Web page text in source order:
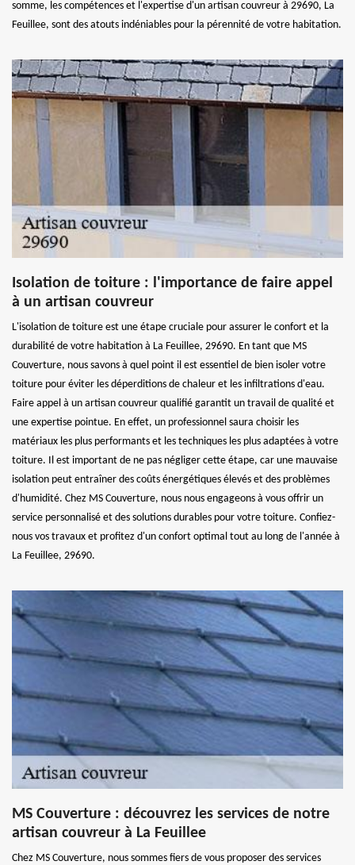
somme, les compétences et l'expertise d'un artisan couvreur à 29690, La
Feuillee, sont des atouts indéniables pour la pérennité de votre habitation.
Isolation de toiture : l'importance de faire appel
à un artisan couvreur
L'isolation de toiture est une étape cruciale pour assurer le confort et la
durabilité de votre habitation à La Feuillee, 29690. En tant que MS
Couverture, nous savons à quel point il est essentiel de bien isoler votre
toiture pour éviter les déperditions de chaleur et les infiltrations d'eau.
Faire appel à un artisan couvreur qualifié garantit un travail de qualité et
une expertise pointue. En effet, un professionnel saura choisir les
matériaux les plus performants et les techniques les plus adaptées à votre
toiture. Il est important de ne pas négliger cette étape, car une mauvaise
isolation peut entraîner des coûts énergétiques élevés et des problèmes
d'humidité. Chez MS Couverture, nous nous engageons à vous offrir un
service personnalisé et des solutions durables pour votre toiture. Confiez-
nous vos travaux et profitez d'un confort optimal tout au long de l'année à
La Feuillee, 29690.
MS Couverture : découvrez les services de notre
artisan couvreur à La Feuillee
Chez MS Couverture, nous sommes fiers de vous proposer des services